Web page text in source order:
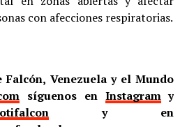
con afecciones respiratorias.
Falcón, Venezuela y el Mundo
síguenos en Instagramy
y en